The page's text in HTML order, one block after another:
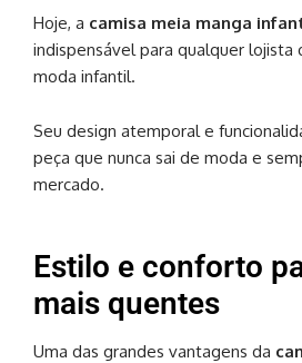
Hoje, a camisa meia manga
indispensável para qualquer lojista
moda infantil.
Seu design atemporal e
peça que nunca sai de moda e
mercado.
Estilo e conforto
mais quentes
Uma das grandes vantagens da